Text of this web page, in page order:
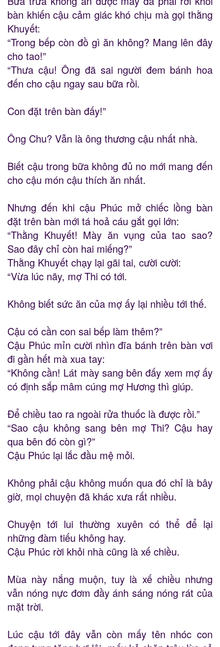
bàn khiến cậu cảm giác khó chịu mà gọi thằng
Khuyết:
“Trong bếp còn đồ gì ăn không? Mang lên đây
cho tao!”
“Thưa cậu! Ông đã sai người đem bánh hoa
đến cho cậu ngay sau bữa rồi.
Con đặt trên bàn đấy!”
Ông Chu? Vẫn là ông thương cậu nhất nhà.
Biết cậu trong bữa không đủ no mới mang đến
cho cậu món cậu thích ăn nhất.
Nhưng đến khi cậu Phúc mở chiếc lồng bàn
đặt trên bàn mới tá hoả cáu gắt gọi lớn:
“Thằng Khuyết! Mày ăn vụng của tao sao?
Sao đây chỉ còn hai miếng?”
Thằng Khuyết chạy lại gãi tai, cười cười:
“Vừa lúc nãy, mợ Thi có tới.
Không biết sức ăn của mợ ấy lại nhiều tới thế.
Cậu có cần con sai bếp làm thêm?”
Cậu Phúc mỉn cười nhìn đĩa bánh trên bàn vơi
đi gần hết mà xua tay:
“Không cần! Lát mày sang bên đấy xem mợ ấy
có định sắp mâm cúng mợ Hương thì giúp.
Để chiều tao ra ngoài rửa thuốc là được rồi.”
“Sao cậu không sang bên mợ Thi? Cậu hay
qua bên đó còn gì?”
Cậu Phúc lại lắc đầu mệ mỏi.
Không phải cậu không muốn qua đó chỉ là bây
giờ, mọi chuyện đã khác xưa rất nhiều.
Chuyện tới lui thường xuyên có thể để lại
những đàm tiếu không hay.
Cậu Phúc rời khỏi nhà cũng là xế chiều.
Mùa này nắng muộn, tuy là xế chiều nhưng
vẫn nóng nực đơm đầy ánh sáng nóng rát của
mặt trời.
Lúc cậu tới đây vẫn còn mấy tên nhóc con